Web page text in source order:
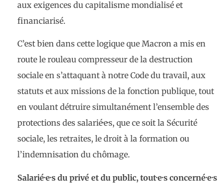
aux exigences du capitalisme mondialisé et
financiarisé.
C’est bien dans cette logique que Macron a mis en
route le rouleau compresseur de la destruction
sociale en s’attaquant à notre Code du travail, aux
statuts et aux missions de la fonction publique, tout
en voulant détruire simultanément l’ensemble des
protections des salarié·e·s, que ce soit la Sécurité
sociale, les retraites, le droit à la formation ou
l’indemnisation du chômage.
Salarié·e·s du privé et du public, tout·e·s concerné·e·s